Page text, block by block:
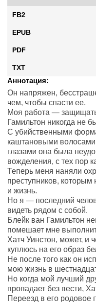
FB2
EPUB
PDF
TXT
Аннотация:
Он напряжен,
чем, чтобы спасти ее.
Моя работа —
Гамильтон никогда не
С убийственными
каштановыми
глазами она была
вожделения, с тех пор
Теперь меня наняли
преступников,
и жизнь.
Но я — последний
видеть рядом с собой.
Блейк ван Гамильтон
помешает мне
Хатч Уинстон, может, и
куплюсь на его образ
Не после того как он
мою жизнь в
Но когда мой лучший
пропадает без вести,
Переезд в его